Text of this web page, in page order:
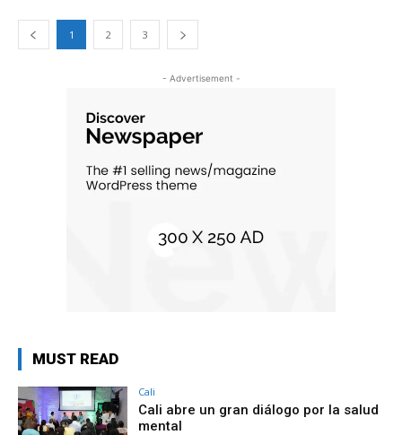
1 2 3
- Advertisement -
MUST READ
Cali
Cali abre un gran diálogo por la salud
mental